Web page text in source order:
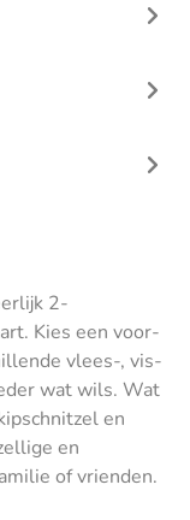
2-
Kies een voor-
vlees-, vis-
wat wils. Wat
en
en
of vrienden.